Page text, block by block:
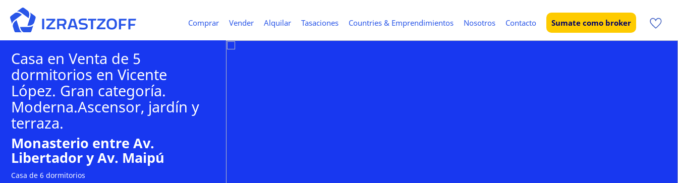
Comprar Vender Alquilar Tasaciones Countries & Emprendimientos Nosotros Contacto Sumate como broker
Casa en Venta de 5
dormitorios en Vicente
López. Gran categoría.
Moderna.Ascensor, jardín y
terraza.
Monasterio entre Av.
Libertador y Av. Maipú
Casa de 6 dormitorios